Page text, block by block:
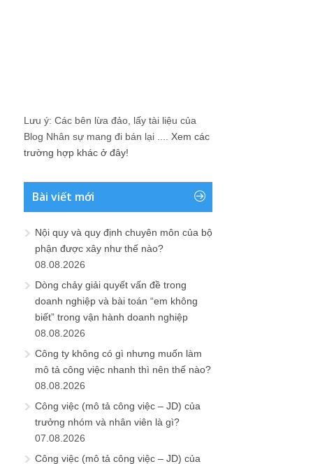
Lưu ý: Các bên lừa đảo, lấy tài liệu của
Blog Nhân sự mang đi bán lại .... Xem các
trường hợp khác ở đây!
Bài viết mới
Nội quy và quy định chuyên môn của bộ
phận được xây như thế nào?
08.08.2026
Dòng chảy giải quyết vấn đề trong
doanh nghiệp và bài toán “em không
biết” trong vận hành doanh nghiệp
08.08.2026
Công ty không có gì nhưng muốn làm
mô tả công việc nhanh thì nên thế nào?
08.08.2026
Công việc (mô tả công việc – JD) của
trưởng nhóm và nhân viên là gì?
07.08.2026
Công việc (mô tả công việc – JD) của